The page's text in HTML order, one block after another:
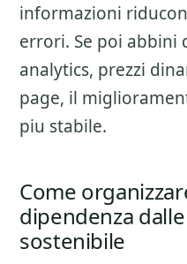
informazioni
errori. Se poi abbini
analytics, prezzi
page, il
piu stabile.
Come
dipendenza
sostenibile